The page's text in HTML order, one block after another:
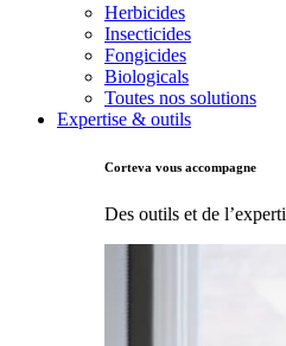
Herbicides
Insecticides
Fongicides
Biologicals
Toutes nos solutions
Expertise & outils
Corteva vous accompagne
Des outils et de